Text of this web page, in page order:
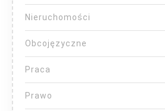
Nieruchomości
Obcojęzyczne
Praca
Prawo